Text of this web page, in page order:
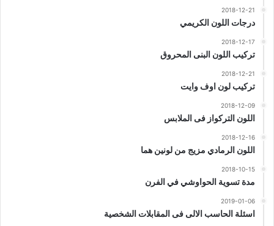
2018-12-21
درجات اللون الكريمي
2018-12-17
تركيب اللون البنى المحروق
2018-12-21
تركيب لون اوف وايت
2018-12-09
اللون التركواز فى الملابس
2018-12-16
اللون الرمادي مزيج من لونين هما
2018-10-15
مدة تسوية الحواوشي في الفرن
2019-01-06
اسئلة الحاسب الالى فى المقابلات الشخصية